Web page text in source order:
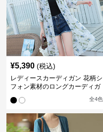
¥5,390 (税込)
レディースカーディガン 花柄シ
フォン素材のロングカーディガ
全4色